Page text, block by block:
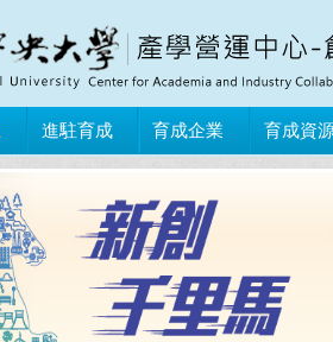
進駐育成 育成企業 育成資